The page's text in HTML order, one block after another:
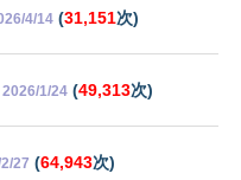
4/14 (31,151次)
2026/1/24 (49,313次)
27 (64,943次)